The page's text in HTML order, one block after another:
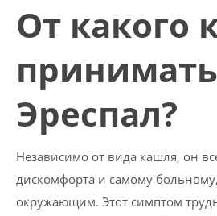
От какого
Эреспал?
Независимо от вида кашля, он
дискомфорта и самому
окружающим. Этот симптом